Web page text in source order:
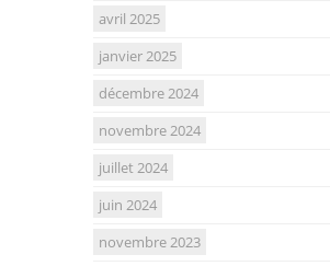
avril 2025
janvier 2025
décembre 2024
novembre 2024
juillet 2024
juin 2024
novembre 2023